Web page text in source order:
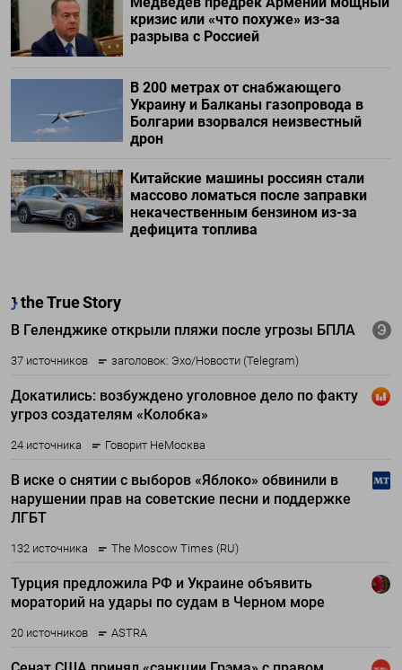
кризис или «что похуже» из-за
разрыва с Россией
В 200 метрах от снабжающего
Украину и Балканы газопровода в
Болгарии взорвался неизвестный
дрон
Китайские машины россиян стали
массово ломаться после заправки
некачественным бензином из-за
дефицита топлива